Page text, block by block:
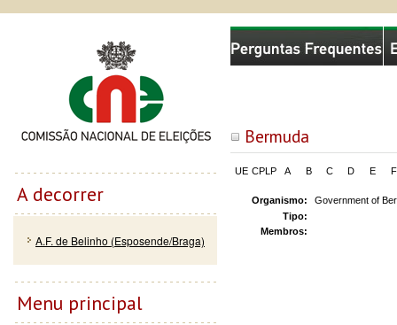
Bermuda
UE CPLP A B C D E F
Organismo:
Government of
Tipo:
Membros:
Comissão Nacional de Eleições
A decorrer
A.F. de Belinho (Esposende/Braga)
Menu principal